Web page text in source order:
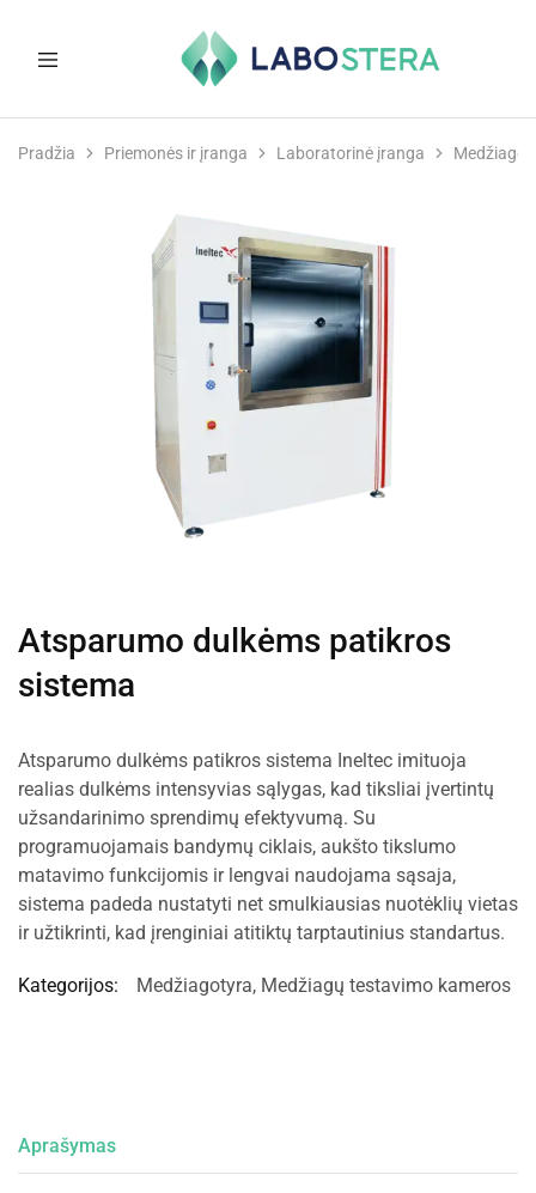
ir
Pradžia Priemonės ir įranga Laboratorinė įranga
Atsparumo dulkėms patikros
sistema
Atsparumo dulkėms patikros sistema Ineltec imituoja
realias dulkėms intensyvias sąlygas, kad tiksliai įvertintų
užsandarinimo sprendimų efektyvumą. Su
programuojamais bandymų ciklais, aukšto tikslumo
matavimo funkcijomis ir lengvai naudojama sąsaja,
sistema padeda nustatyti net smulkiausias nuotėklių vietas
ir užtikrinti, kad įrenginiai atitiktų tarptautinius standartus.
Kategorijos: Medžiagotyra, Medžiagų testavimo kameros
Aprašymas